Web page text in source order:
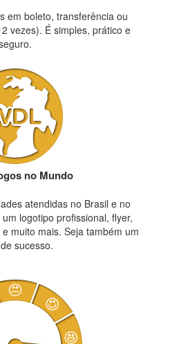
em boleto, transferência ou
vezes). É simples, prático e
no Mundo
atendidas no Brasil e no
logotipo profissional, flyer,
muito mais. Seja também um
sucesso.